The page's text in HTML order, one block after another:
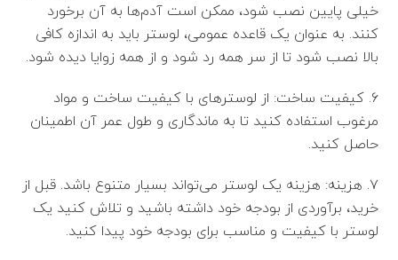
خیلی پایین نصب شود، ممکن است آدم‌ها به آن برخورد
کنند. به عنوان یک قاعده عمومی، لوستر باید به اندازه کافی
بالا نصب شود تا از سر همه رد شود و از همه زوایا دیده شود.
۶. کیفیت ساخت: از لوسترهای با کیفیت ساخت و مواد
مرغوب استفاده کنید تا به ماندگاری و طول عمر آن اطمینان
حاصل کنید.
۷. هزینه: هزینه یک لوستر می‌تواند بسیار متنوع باشد. قبل از
خرید، برآوردی از بودجه خود داشته باشید و تلاش کنید یک
لوستر با کیفیت و مناسب برای بودجه خود پیدا کنید.